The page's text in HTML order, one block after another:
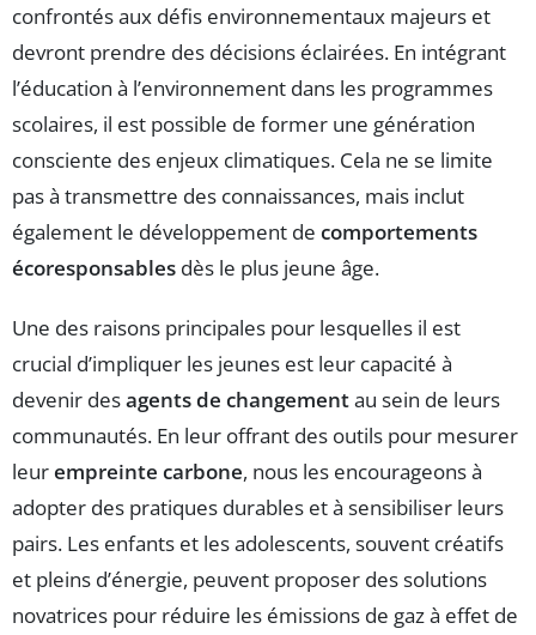
confrontés aux défis environnementaux majeurs et
devront prendre des décisions éclairées. En intégrant
l’éducation à l’environnement dans les programmes
scolaires, il est possible de former une génération
consciente des enjeux climatiques. Cela ne se limite
pas à transmettre des connaissances, mais inclut
également le développement de comportements
écoresponsables dès le plus jeune âge.
Une des raisons principales pour lesquelles il est
crucial d’impliquer les jeunes est leur capacité à
devenir desagents de changementau sein de leurs
communautés. En leur offrant des outils pour mesurer
leurempreinte carbone, nous les encourageons à
adopter des pratiques durables et à sensibiliser leurs
pairs. Les enfants et les adolescents, souvent créatifs
et pleins d’énergie, peuvent proposer des solutions
novatrices pour réduire les émissions de gaz à effet de